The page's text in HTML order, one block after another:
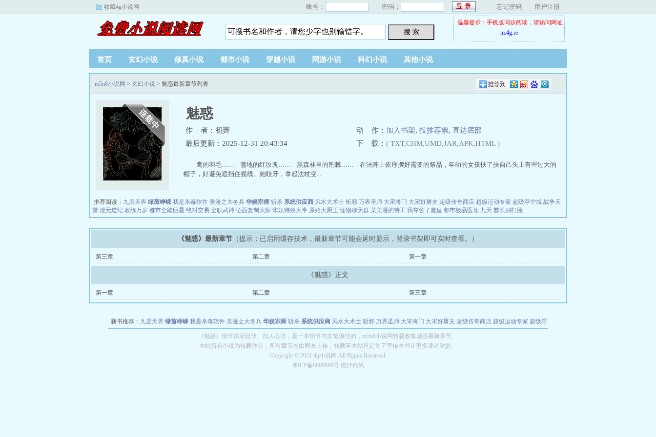
收藏4g小说网 账号： 密码： 忘记密码 用户注册
搜 索
温馨提示：手机版同步阅读，请访问网址
m.4g.re
首页 玄幻小说 修真小说 都市小说 穿越小说 网游小说 科幻小说 其他小说
m5n8小说网 > 玄幻小说 > 魅惑最新章节列表
魅惑
作 者：初霽 动 作： 加入书架, 投推荐票, 直达底部
最后更新：2025-12-31 20:43:34
下 载： ( TXT,CHM,UMD,JAR,APK,HTML )
鹰的羽毛…… 雪地的红玫瑰…… 黑森林里的荆棘…… 在法阵上依序摆好需要的祭品，年幼的女孩扶了扶自己头上有些过大的
帽子，好避免遮挡住视线。她咬牙，拿起法杖变...
推荐阅读： 九层天界 绿茵峥嵘 我是杀毒软件 美漫之大冬兵 华娱宗师 斩杀 系统供应商 风水大术士 斩邪 万界圣师 大宋将门 大宋好屠夫 超级传奇商店 超级运动专家 超级浮空城 战争天
堂 混元道纪 教练万岁 都市全能巨星 绝对交易 全职武神 位面复制大师 华娱特效大亨 原始大厨王 怪物聊天群 某美漫的特工 我夺舍了魔皇 都市极品医仙 九天 酋长别打脸
《魅惑》最新章节 （提示：已启用缓存技术，最新章节可能会延时显示，登录书架即可实时查看。）
第三章 第二章 第一章
《魅惑》正文
第一章 第二章 第三章
新书推荐： 九层天界 绿茵峥嵘 我是杀毒软件 美漫之大冬兵 华娱宗师 斩杀 系统供应商 风水大术士 斩邪 万界圣师 大宋将门 大宋好屠夫 超级传奇商店 超级运动专家 超级浮
都市全能巨星 绝对交易 全职武神 位面复制大师 华娱特效大亨 原始大厨王 怪物聊天群 某美漫的特工
长别打脸
《魅惑》情节跌宕起伏、扣人心弦，是一本情节与文笔俱佳的，m5n8小说网转载收集魅惑最新章节。
本站所有小说为转载作品，所有章节均由网友上传，转载至本站只是为了宣传本书让更多读者欣赏。
Copyright © 2021 4g小说网 All Rights Reserved.
粤ICP备8888888号 统计代码